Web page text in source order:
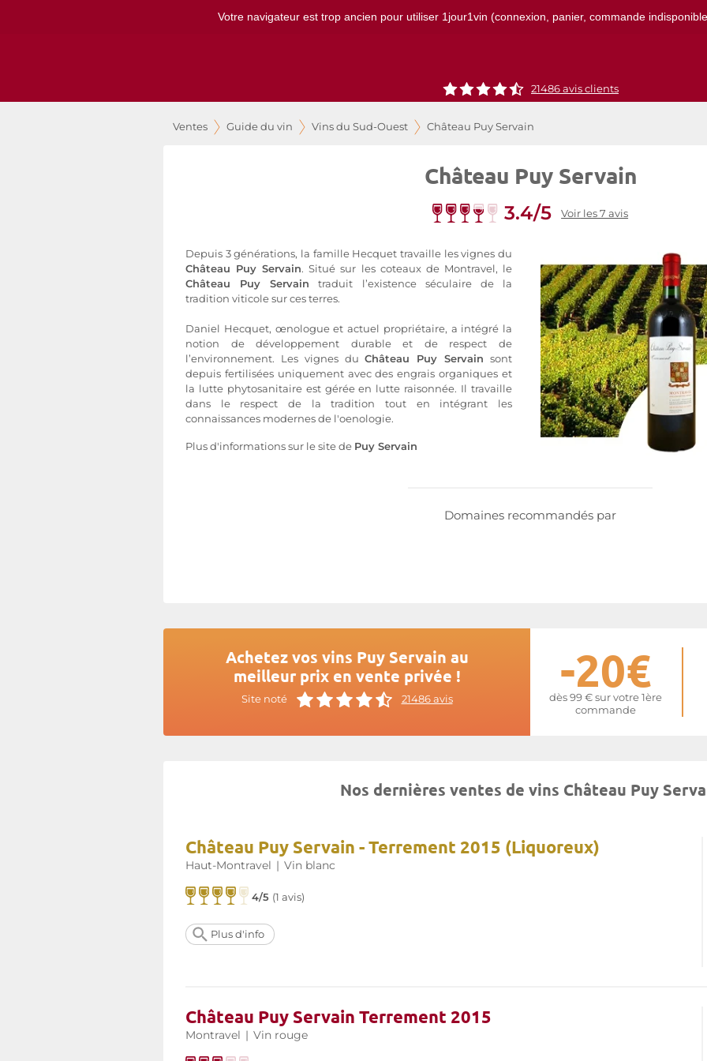
Votre navigateur est trop ancien pour utiliser 1jour1vin (connexion, panier, commande
21486 avis clients
Ventes Guide du vin Vins du Sud-Ouest Château Puy Servain
Château Puy Servain
3.4/5 Voir les 7 avis
Depuis 3 générations, la famille Hecquet travaille les vignes du
Château Puy Servain. Situé sur les coteaux de Montravel, le
Château Puy Servain traduit l’existence séculaire de la
tradition viticole sur ces terres.
Daniel Hecquet, œnologue et actuel propriétaire, a intégré la
notion de développement durable et de respect de
l’environnement. Les vignes duChâteau Puy Servain sont
depuis fertilisées uniquement avec des engrais organiques et
la lutte phytosanitaire est gérée en lutte raisonnée. Il travaille
dans le respect de la tradition tout en intégrant les
connaissances modernes de l'oenologie.
Plus d'informations sur le site de Puy Servain
Domaines recommandés par
Achetez vos vins Puy Servain au
meilleur prix en vente privée !
Site noté 21486 avis
-20€
dès 99 € sur votre 1ère
commande
Nos dernières ventes de vins Château Puy
Château Puy Servain - Terrement 2015 (Liquoreux)
Haut-Montravel | Vin blanc
4/5 (1 avis)
Plus d'info
Château Puy Servain Terrement 2015
Montravel | Vin rouge